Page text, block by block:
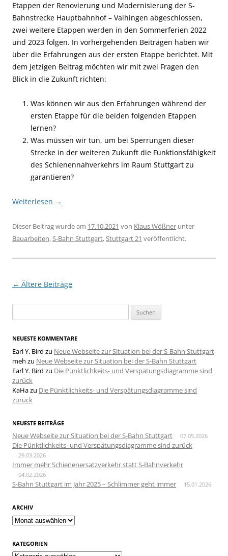
Etappen der Renovierung und Modernisierung der S-
Bahnstrecke Hauptbahnhof – Vaihingen abgeschlossen,
zwei weitere Etappen werden in den Sommerferien 2022
und 2023 folgen. In vorhergehenden Beiträgen haben wir
über die Erfahrungen aus der ersten Etappe berichtet. Mit
dem jetzigen Beitrag möchten wir mit zwei Fragen den
Blick in die Zukunft richten:
Was können wir aus den Erfahrungen während der
ersten Etappe für die beiden folgenden Etappen
lernen?
Was müssen wir tun, um bei Sperrungen dieser
Strecke in der weiteren Zukunft die Funktionsfähigkeit
des Schienennahverkehrs im Raum Stuttgart zu
garantieren?
Weiterlesen →
Dieser Beitrag wurde am 17.10.2021 von Klaus Wößner unter
Bauarbeiten,S-Bahn Stuttgart,Stuttgart 21 veröffentlicht.
Beitragsnavigation
← Ältere Beiträge
nach:
NEUESTE KOMMENTARE
Earl Y. Bird zu Neue Webseite zur Situation bei der S-Bahn Stuttgart
meh zu Neue Webseite zur Situation bei der S-Bahn Stuttgart
Earl Y. Bird zu Die Pünktlichkeits- und Verspätungsdiagramme sind
zurück
KaHazu Die Pünktlichkeits- und Verspätungsdiagramme sind
zurück
NEUESTE BEITRÄGE
Neue Webseite zur Situation bei der S-Bahn Stuttgart 07.05.2026
Die Pünktlichkeits- und Verspätungsdiagramme sind zurück
29.03.2026
Immer mehr Schienenersatzverkehr statt S-Bahnverkehr
04.02.2026
S-Bahn Stuttgart im Jahr 2025 – Schlimmer geht immer 15.01.2026
ARCHIV
Archiv
KATEGORIEN